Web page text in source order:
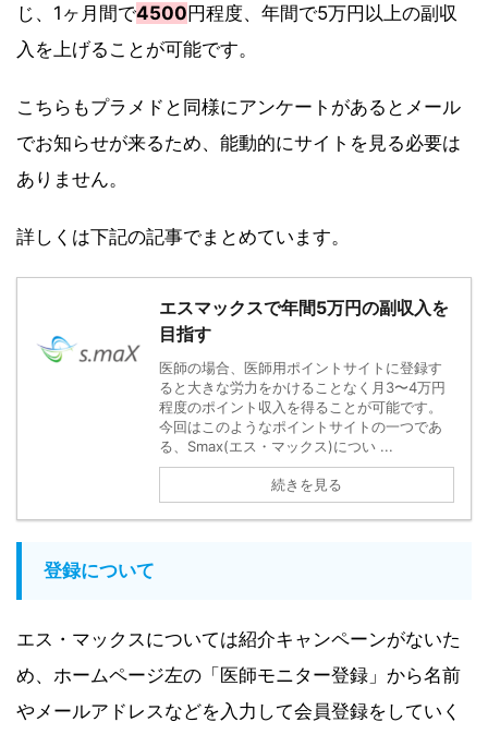
じ、1ヶ月間で4500円程度、年間で5万円以上の副収
入を上げることが可能です。
こちらもプラメドと同様にアンケートがあるとメール
でお知らせが来るため、能動的にサイトを見る必要は
ありません。
詳しくは下記の記事でまとめています。
エスマックスで年間5万円の副収入を
目指す
医師の場合、医師用ポイントサイトに登録す
ると大きな労力をかけることなく月3〜4万円
程度のポイント収入を得ることが可能です。
今回はこのようなポイントサイトの一つであ
る、Smax(エス・マックス)につい ...
続きを見る
登録について
エス・マックスについては紹介キャンペーンがないた
め、ホームページ左の「医師モニター登録」から名前
やメールアドレスなどを入力して会員登録をしていく